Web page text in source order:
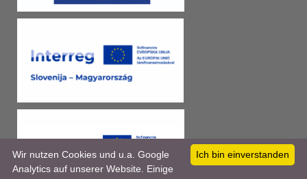
Ich bin einverstanden
Wir nutzen Cookies und u.a. Google
Analytics auf unserer Website. Einige